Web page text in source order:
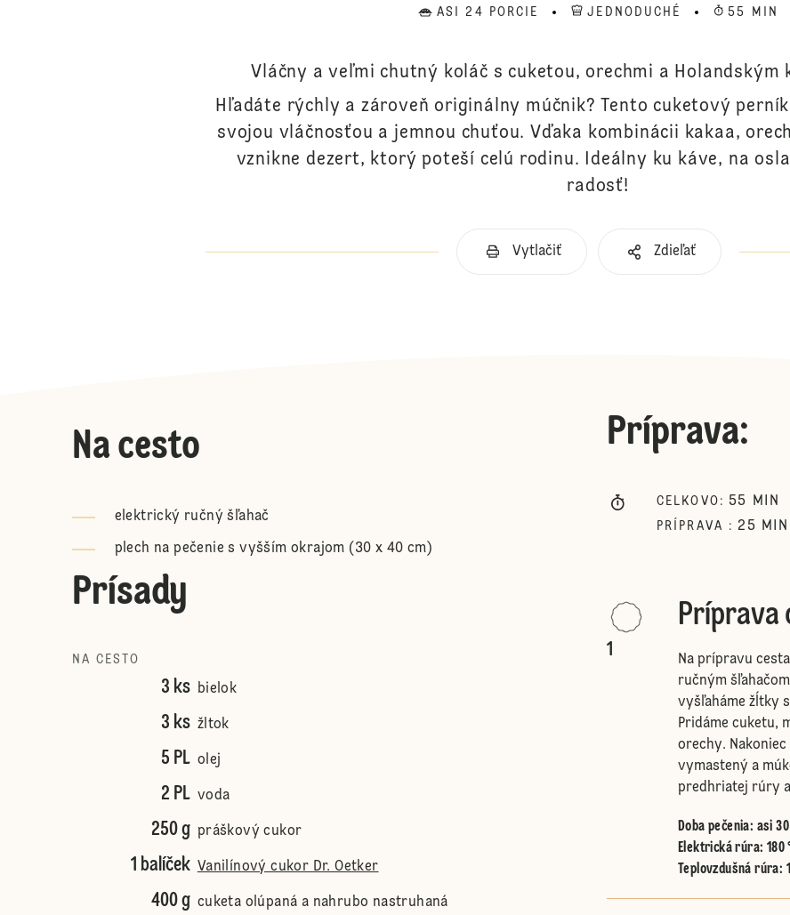
ASI 24 PORCIE JEDNODUCHÉ 55 MIN
Vláčny a veľmi chutný koláč s cuketou, orechmi a Holandským
Hľadáte rýchly a zároveň originálny múčnik? Tento cuketový
svojou vláčnosťou a jemnou chuťou. Vďaka kombinácii kakaa,
vznikne dezert, ktorý poteší celú rodinu. Ideálny ku káve, na
radosť!
Vytlačiť Zdieľať
Na cesto
elektrický ručný šľahač
plech na pečenie s vyšším okrajom (30 x 40 cm)
Prísady
NA CESTO
3 ks bielok
3 ks žltok
5 PL olej
2 PL voda
250 g práškový cukor
1 balíček Vanilínový cukor Dr. Oetker
400 g cuketa olúpaná a nahrubo nastruhaná
Príprava:
CELKOVO : 55 MIN
PRÍPRAVA : 25 MIN
1
Príprava
Na prípravu
ručným
vyšľaháme žĺtky
Pridáme cuketu,
orechy. Nakoniec
vymastený a
predhriatej rúry a
Doba pečenia: asi
Elektrická rúra: 180
Teplovzdušná rúra: